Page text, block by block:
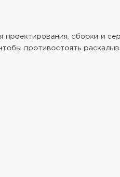
проектирования, сборки и
противостоять